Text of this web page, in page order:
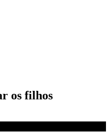
os filhos